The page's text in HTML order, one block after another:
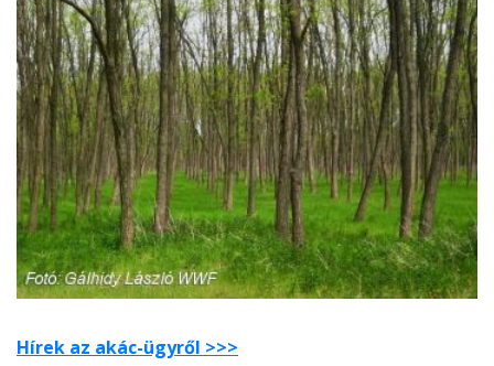
Hírek az akác-ügyről >>>